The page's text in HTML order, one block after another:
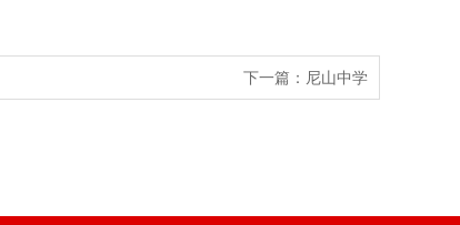
下一篇： 尼山中学